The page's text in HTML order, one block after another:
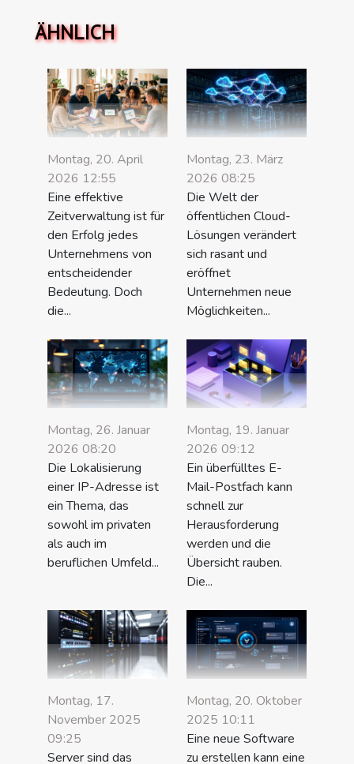
ÄHNLICH
Montag, 20. April
2026 12:55
Eine effektive
Zeitverwaltung ist für
den Erfolg jedes
Unternehmens von
entscheidender
Bedeutung. Doch
die...
Montag, 23. März
2026 08:25
Die Welt der
öffentlichen Cloud-
Lösungen verändert
sich rasant und
eröffnet
Unternehmen neue
Möglichkeiten...
Montag, 26. Januar
2026 08:20
Die Lokalisierung
einer IP-Adresse ist
ein Thema, das
sowohl im privaten
als auch im
beruflichen Umfeld...
Montag, 19. Januar
2026 09:12
Ein überfülltes E-
Mail-Postfach kann
schnell zur
Herausforderung
werden und die
Übersicht rauben.
Die...
Montag, 17.
November 2025
09:25
Server sind das
Montag, 20. Oktober
2025 10:11
Eine neue Software
zu erstellen kann eine